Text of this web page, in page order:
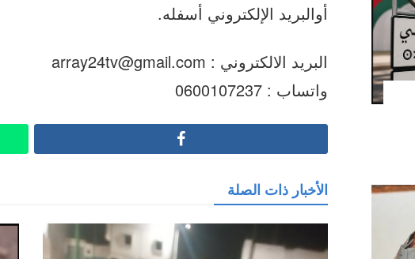
أوالبريد الإلكتروني أسفله.
البريد الالكتروني : array24tv@gmail.com
واتساب : 0600107237
الأخبار ذات الصلة